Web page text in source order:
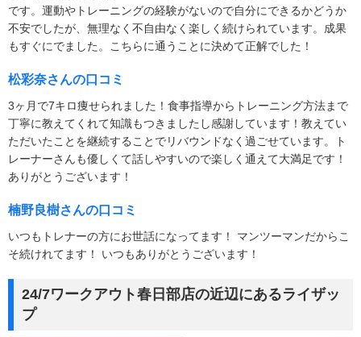
です。運動やトレーニングの経験がないので自分にできるかどうか
不安でしたが、無理なく不自由なく楽しく続けられています。成果
もすぐにでました。こちらに通うことに決めて正解でした！
松彩奈さんの口コミ
3ヶ月で7キロ痩せられました！食事指導からトレーニング方法まで
丁寧に教えてくれて知識もつきましたし感謝しています！教えてい
ただいたことを継続することでリバウンドなく過ごせています。ト
レーナーさんも優しくて話しやすいので楽しく通えて大満足です！
ありがとうございます！
楠野良樹さんの口コミ
いつもトレナーの方にお世話になってます！ マンツーマンだからこ
そ続けれてます！ いつもありがとうございます！
24/7ワークアウト春日部店の近辺にあるライザッ
プ